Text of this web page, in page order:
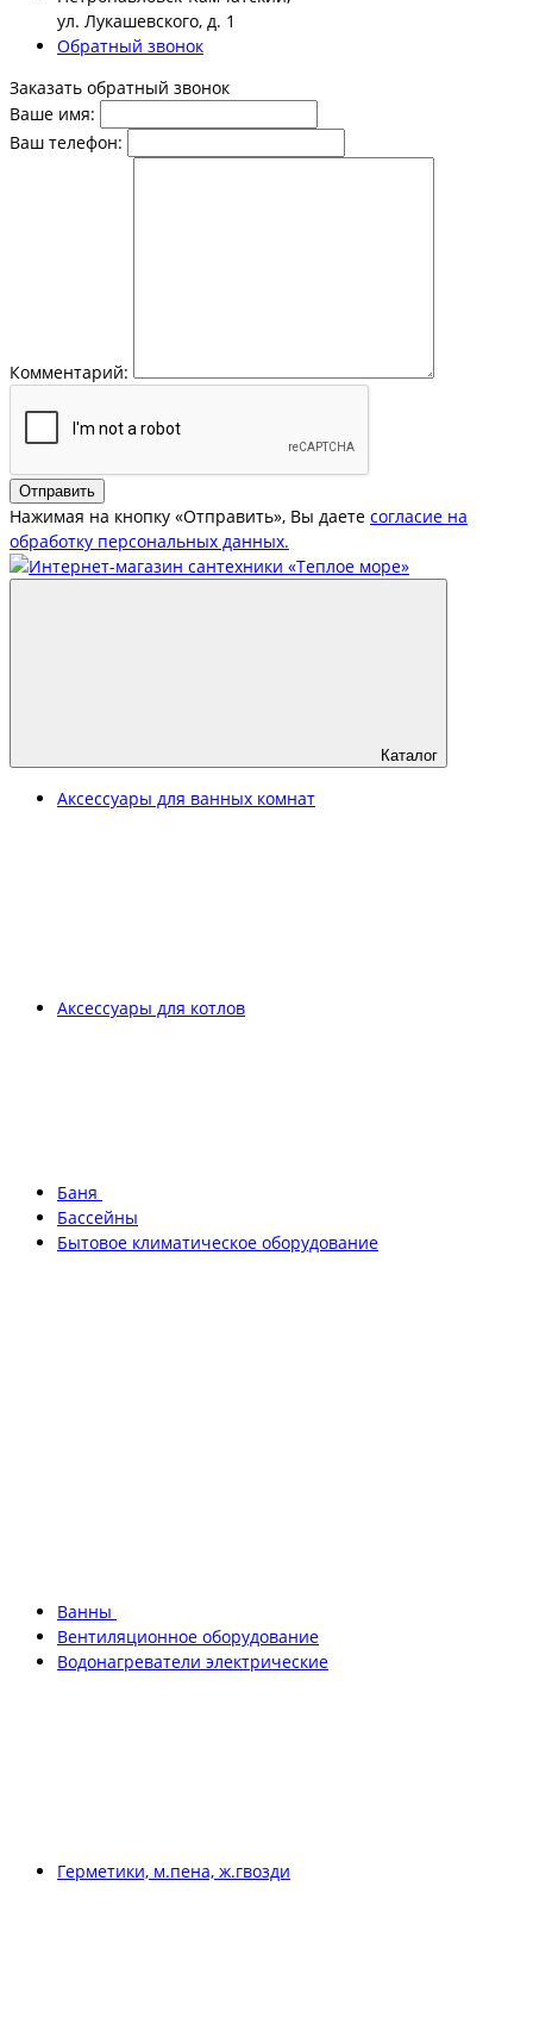
ул. Лукашевского, д. 1
Обратный звонок
Заказать обратный звонок
Ваше имя:
Ваш телефон:
Комментарий:
Отправить
Нажимая на кнопку «Отправить», Вы даете согласие на
обработку персональных данных.
Каталог
Аксессуары для ванных комнат
Аксессуары для котлов
Баня
Бассейны
Бытовое климатическое оборудование
Ванны
Вентиляционное оборудование
Водонагреватели электрические
Герметики, м.пена, ж.гвозди